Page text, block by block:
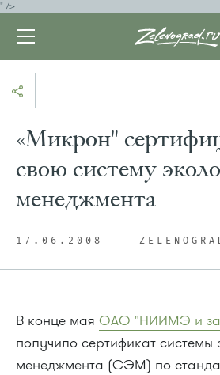
" />
«Микрон"
свою систему
менеджмента
17.06.2008
В конце мая ОАО "НИИМЭ и
получило сертификат системы
менеджмента (СЭМ) по